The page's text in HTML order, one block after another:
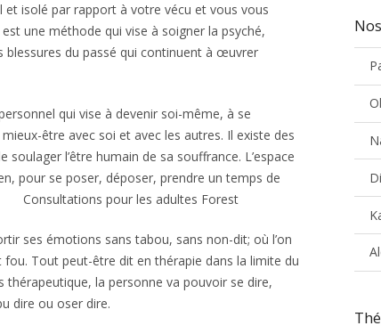
et isolé par rapport à votre vécu et vous vous
une méthode qui vise à soigner la psyché,
blessures du passé qui continuent à œuvrer
qui vise à devenir soi-même, à se
être avec soi et avec les autres. Il existe des
l’être humain de sa souffrance. L’espace
pour se poser, déposer, prendre un temps de
Consultations pour les adultes Forest
ses émotions sans tabou, sans non-dit; où l’on
Tout peut-être dit en thérapie dans la limite du
la personne va pouvoir se dire,
dire ou oser dire.